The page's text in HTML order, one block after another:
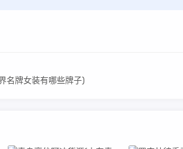
名牌女装有哪些牌子)